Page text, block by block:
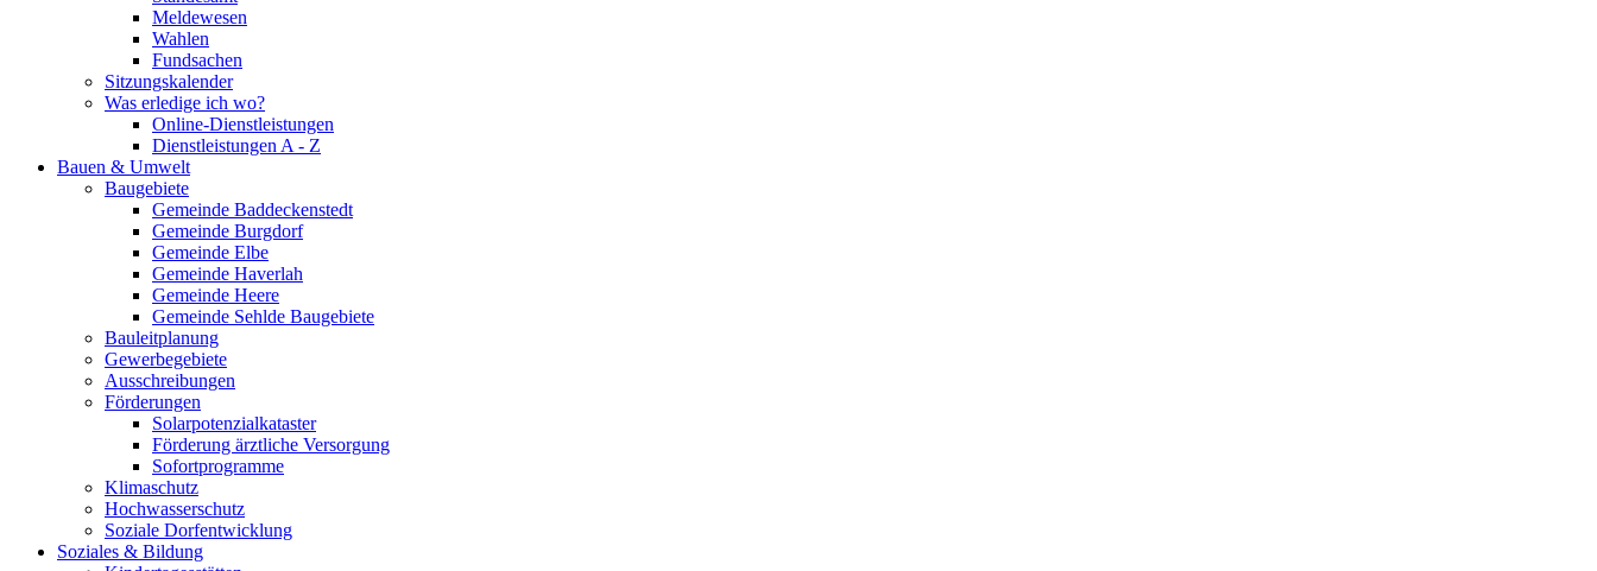
Meldewesen
Wahlen
Fundsachen
Sitzungskalender
Was erledige ich wo?
Online-Dienstleistungen
Dienstleistungen A - Z
Bauen & Umwelt
Baugebiete
Gemeinde Baddeckenstedt
Gemeinde Burgdorf
Gemeinde Elbe
Gemeinde Haverlah
Gemeinde Heere
Gemeinde Sehlde Baugebiete
Bauleitplanung
Gewerbegebiete
Ausschreibungen
Förderungen
Solarpotenzialkataster
Förderung ärztliche Versorgung
Sofortprogramme
Klimaschutz
Hochwasserschutz
Soziale Dorfentwicklung
Soziales & Bildung